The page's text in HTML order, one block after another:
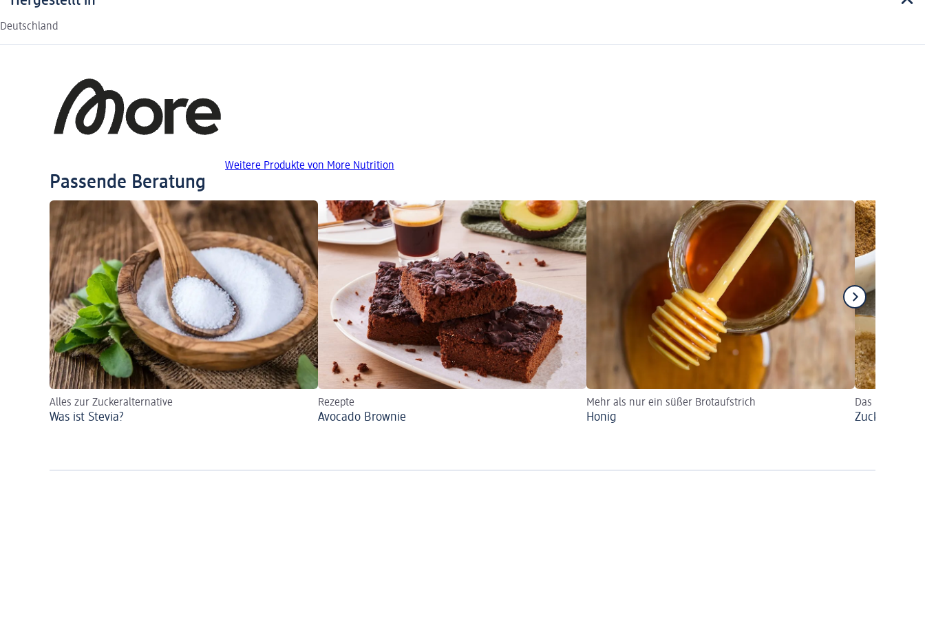
Deutschland
Weitere Produkte von More Nutrition
Passende Beratung
Alles zur Zuckeralternative
Was ist Stevia?
Rezepte
Avocado Brownie
Mehr als nur ein süßer Brotaufstrich
Honig
Das
Zucker